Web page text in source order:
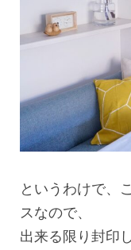
というわけで、
スなので、
出来る限り封印